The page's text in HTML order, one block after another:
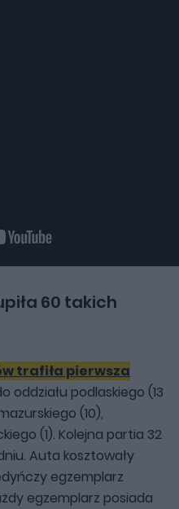
60 takich
trafiła pierwsza
oddziału podlaskiego (13
(10),
(1). Kolejna partia 32
Auta kosztowały
egzemplarz
egzemplarz posiada